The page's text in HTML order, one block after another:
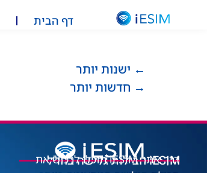
דף הבית
← ישנות יותר
→ חדשות יותר
iESIM חבילות גלישה בחו"ל
דרך אתר iESIM תוכלו לרכוש את